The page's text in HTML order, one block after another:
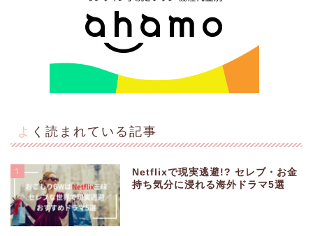
よく読まれている記事
1
Netflixで現実逃避!? セレブ・お金
持ち気分に浸れる海外ドラマ5選